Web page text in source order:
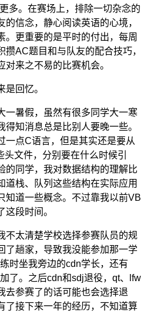
多。在赛场上，排除一切杂念的
的信念，静心阅读英语的心境，
。更重要的是平时的付出，每周
AC题目和与队友的配合技巧，
来之不易的比赛机会。
是回忆。
一暑假，虽然有很多同学大一寒
知消息总是比别人要晚一些。
一点C语言，但是其实还是要从
文件，分别要在什么时候引
的同学，我对数据结构的理解比
道栈、队列这些结构在实际应用
知道一些概念。不过靠我以前VB
段时间。
不太清楚学校选择参赛队员的规
了趟家，导致我没能参加那一学
时坐我旁边的cdn学长，还有
了。之后cdn和sdj退役，qt、lfw
去参赛了的话可能也会选择退
了接下来一年的经历，不知道算